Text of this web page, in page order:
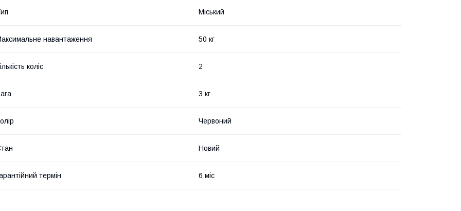
Міський
навантаження 50 кг
коліс 2
3 кг
Червоний
Новий
термін 6 міс